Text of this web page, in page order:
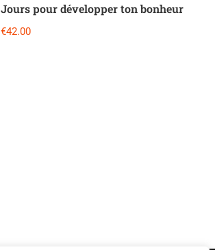
Jours pour développer ton bonheur
€42.00